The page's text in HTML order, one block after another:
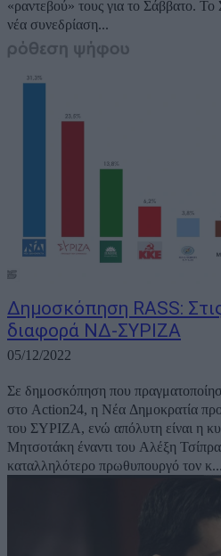
«ραντεβού» τους για το Σάββατο. Το
νέα συνεδρίαση...
Δημοσκόπηση RASS:
διαφορά ΝΔ-ΣΥΡΙΖΑ
05/12/2022
Σε δημοσκόπηση που
στο Action24, η Νέα Δημοκρατία
του ΣΥΡΙΖΑ, ενώ απόλυτη είναι η
Μητσοτάκη έναντι του Αλέξη Τσίπρα . Οι πολίτες
καταλληλότερο πρωθυπουργό τον